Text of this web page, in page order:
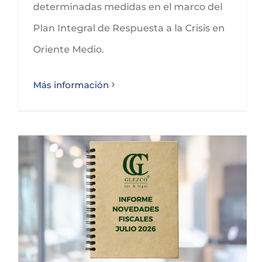
determinadas medidas en el marco del
Plan Integral de Respuesta a la Crisis en
Oriente Medio.
Más información